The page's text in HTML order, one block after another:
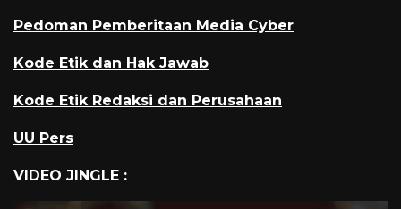
Pedoman Pemberitaan Media Cyber
Kode Etik dan Hak Jawab
Kode Etik Redaksi dan Perusahaan
UU Pers
VIDEO JINGLE :